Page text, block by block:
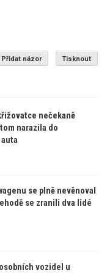
Přidat názor Tisknout
nečekaně
narazila do
se plně nevěnoval
se zranili dva lidé
vozidel u